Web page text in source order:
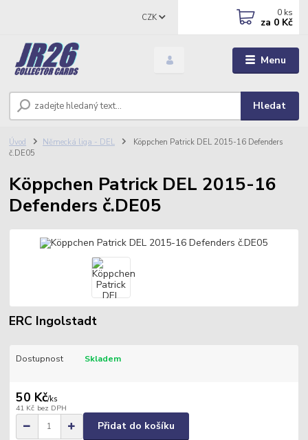
Menu
CZK
Hledat
0 ks
za 0 Kč
Úvod Německá liga - DEL
Köppchen Patrick DEL 2015-16 Defenders
č.DE05
Köppchen Patrick DEL 2015-16
Defenders č.DE05
ERC Ingolstadt
Dostupnost Skladem
50 Kč/ks
41 Kč bez DPH
Přidat do košíku